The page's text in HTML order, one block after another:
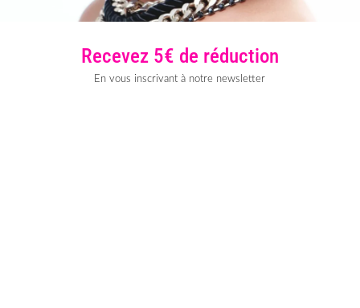
Recevez 5€ de réduction
En vous inscrivant à notre newsletter